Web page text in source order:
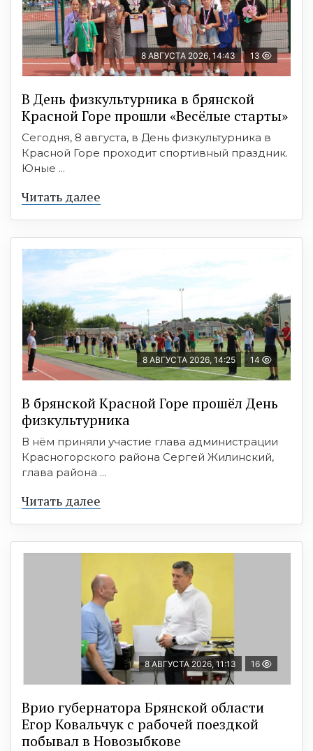
8 АВГУСТА 2026, 14:43 13
В День физкультурника в брянской
Красной Горе прошли «Весёлые старты»
Сегодня, 8 августа, в День физкультурника в
Красной Горе проходит спортивный праздник.
Юные ...
Читать далее
8 АВГУСТА 2026, 14:25 14
В брянской Красной Горе прошёл День
физкультурника
В нём приняли участие глава администрации
Красногорского района Сергей Жилинский,
глава района ...
Читать далее
8 АВГУСТА 2026, 11:13 16
Врио губернатора Брянской области
Егор Ковальчук с рабочей поездкой
побывал в Новозыбкове